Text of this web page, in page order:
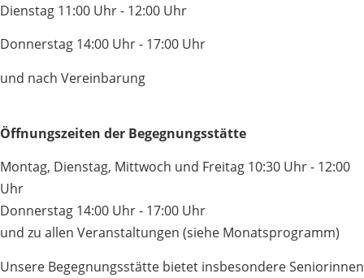
Dienstag 11:00 Uhr - 12:00 Uhr
Donnerstag 14:00 Uhr - 17:00 Uhr
und nach Vereinbarung
Öffnungszeiten der Begegnungsstätte
Montag, Dienstag, Mittwoch und Freitag 10:30 Uhr - 12:00
Uhr
Donnerstag 14:00 Uhr - 17:00 Uhr
und zu allen Veranstaltungen (siehe Monatsprogramm)
Unsere Begegnungsstätte bietet insbesondere Seniorinnen